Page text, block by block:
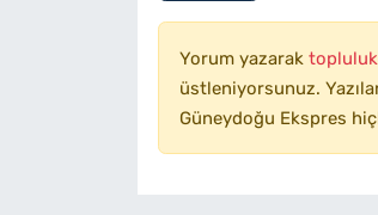
Yorum yazarak topluluk
üstleniyorsunuz.
Güneydoğu Ekspres